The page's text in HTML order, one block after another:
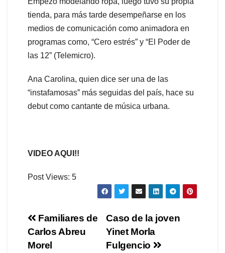
tienda, para más tarde desempeñarse en los
medios de comunicación como animadora en
programas como, “Cero estrés” y “El Poder de
las 12” (Telemicro).
Ana Carolina, quien dice ser una de las
“instafamosas” más seguidas del país, hace su
debut como cantante de música urbana.
VIDEO AQUI!!
Post Views: 5
Navegación
de
Caso de la joven
Yinet Morla
Fulgencio
Familiares de
Carlos Abreu
Morel